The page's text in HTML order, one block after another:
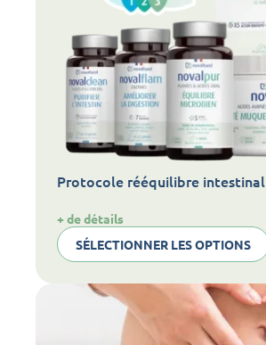
Protocole rééquilibre intestinal
+ de détails
rééquilibre
intestinal
SÉLECTIONNER LES OPTIONS